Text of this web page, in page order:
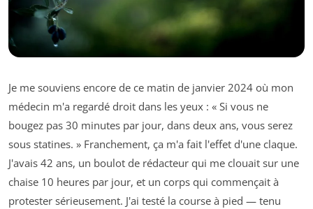
Je me souviens encore de ce matin de janvier 2024 où mon
médecin m'a regardé droit dans les yeux : « Si vous ne
bougez pas 30 minutes par jour, dans deux ans, vous serez
sous statines. » Franchement, ça m'a fait l'effet d'une claque.
J'avais 42 ans, un boulot de rédacteur qui me clouait sur une
chaise 10 heures par jour, et un corps qui commençait à
protester sérieusement. J'ai testé la course à pied — tenu